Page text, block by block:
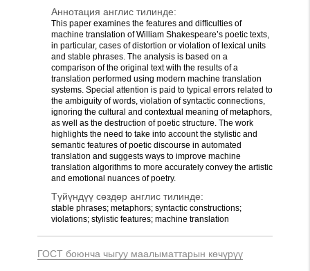
Аннотация англис тилинде:
This paper examines the features and difficulties of
machine translation of William Shakespeare’s poetic texts,
in particular, cases of distortion or violation of lexical units
and stable phrases. The analysis is based on a
comparison of the original text with the results of a
translation performed using modern machine translation
systems. Special attention is paid to typical errors related to
the ambiguity of words, violation of syntactic connections,
ignoring the cultural and contextual meaning of metaphors,
as well as the destruction of poetic structure. The work
highlights the need to take into account the stylistic and
semantic features of poetic discourse in automated
translation and suggests ways to improve machine
translation algorithms to more accurately convey the artistic
and emotional nuances of poetry.
Түйүндүү сөздөр англис тилинде:
stable phrases; metaphors; syntactic constructions;
violations; stylistic features; machine translation
ГОСТ боюнча чыгуу маалыматтарын көчүрүү